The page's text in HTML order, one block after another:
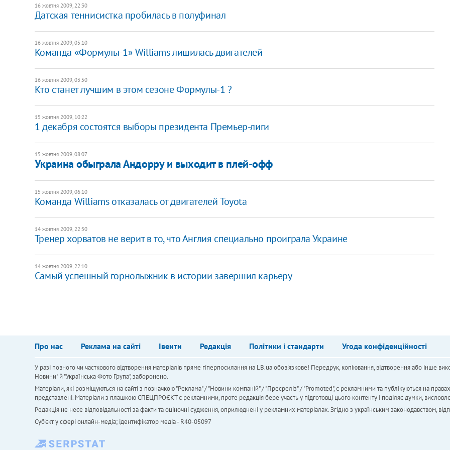
16 жовтня 2009, 22:30
Датская теннисистка пробилась в полуфинал
16 жовтня 2009, 05:10
Команда «Формулы-1» Williams лишилась двигателей
16 жовтня 2009, 03:50
Кто станет лучшим в этом сезоне Формулы-1 ?
15 жовтня 2009, 10:22
1 декабря состоятся выборы президента Премьер-лиги
15 жовтня 2009, 08:07
Украина обыграла Андорру и выходит в плей-офф
15 жовтня 2009, 06:10
Команда Williams отказалась от двигателей Toyota
14 жовтня 2009, 22:50
Тренер хорватов не верит в то, что Англия специально проиграла Украине
14 жовтня 2009, 22:10
Самый успешный горнолыжник в истории завершил карьеру
Про нас Реклама на сайті Івенти Редакція Політики і стандарти Угода конфіденційності
У разі повного чи часткового відтворення матеріалів пряме гіперпосилання на LB.ua обов'язкове! Передрук, копіювання, відтворення або інше
Новини" й "Українська Фото Група", заборонено.
Матеріали, які розміщуються на сайті з позначкою "Реклама" / "Новини компаній" / "Пресреліз" / "Promoted", є рекламними та публікуються на
представлені. Матеріали з плашкою СПЕЦПРОЄКТ є рекламними, проте редакція бере участь у підготовці цього контенту і поділяє думки,
Редакція не несе відповідальності за факти та оціночні судження, оприлюднені у рекламних матеріалах. Згідно з українським законодавством,
Cуб'єкт у сфері онлайн-медіа; ідентифікатор медіа - R40-05097